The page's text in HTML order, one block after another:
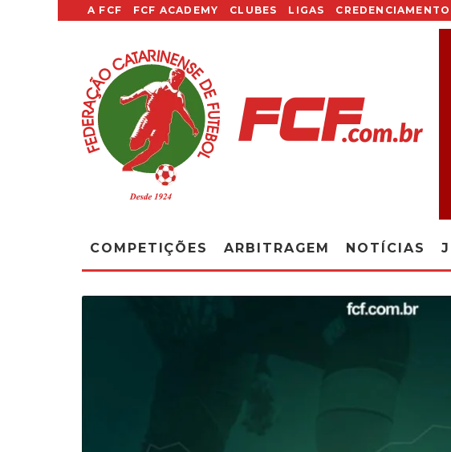
A FCF FCF ACADEMY CLUBES LIGAS CREDENCIAMENTO
COMPETIÇÕES ARBITRAGEM NOTÍCIAS